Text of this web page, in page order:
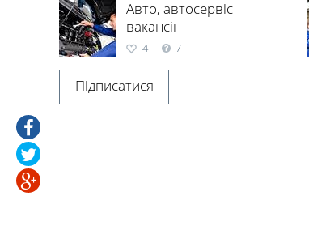
Авто, автосервіс
вакансії
4 7
Підписатися